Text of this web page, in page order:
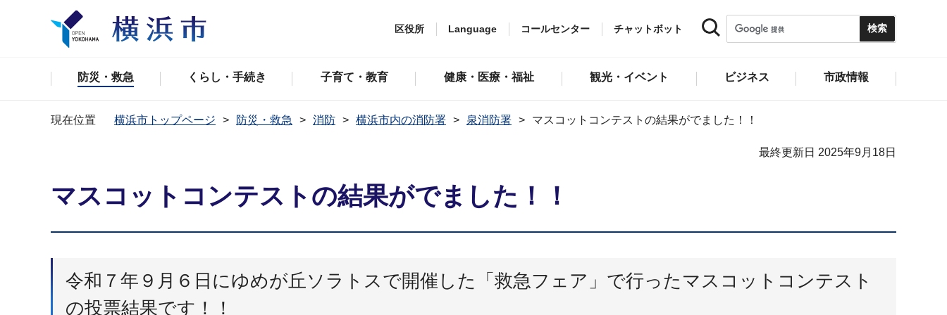
区役所 Language コールセンター チャットボット
防災・救急 くらし・手続き 子育て・教育 健康・医療・福祉 観光・イベント ビジネス 市政情報
現在位置 横浜市トップページ 防災・救急 消防 横浜市内の消防署 泉消防署 マスコットコンテストの結果がでました！！
最終更新日 2025年9月18日
マスコットコンテストの結果がでました！！
令和７年９月６日にゆめが丘ソラトスで開催した「救急フェア」で行ったマスコットコンテスト
の投票結果です！！